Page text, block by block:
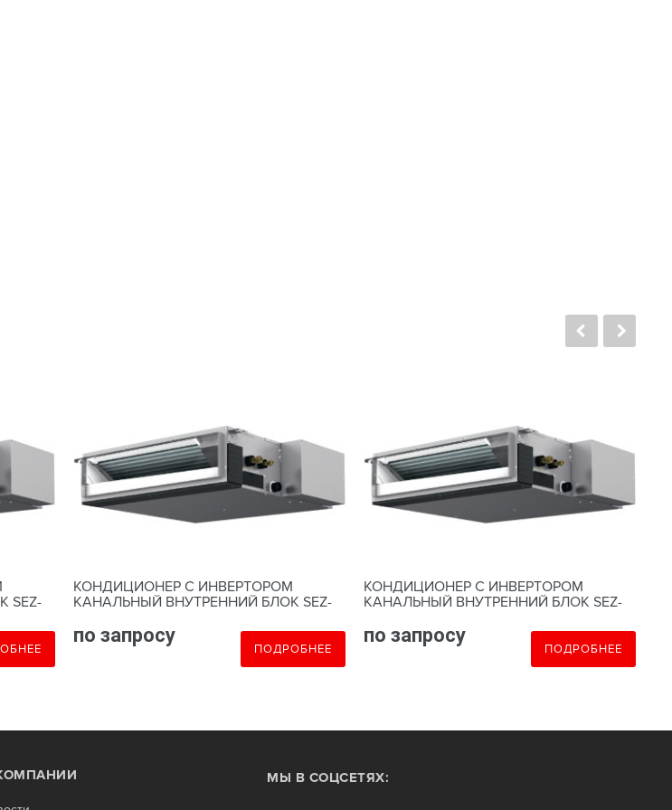
SEZ-
КОНДИЦИОНЕР С ИНВЕРТОРОМ
КАНАЛЬНЫЙ ВНУТРЕННИЙ БЛОК SEZ-
по запросу
ПОДРОБНЕЕ
КОНДИЦИОНЕР С ИНВЕРТОРОМ
КАНАЛЬНЫЙ ВНУТРЕННИЙ БЛОК SEZ-
по запросу
ПОДРОБНЕЕ
МЫ В СОЦСЕТЯХ: